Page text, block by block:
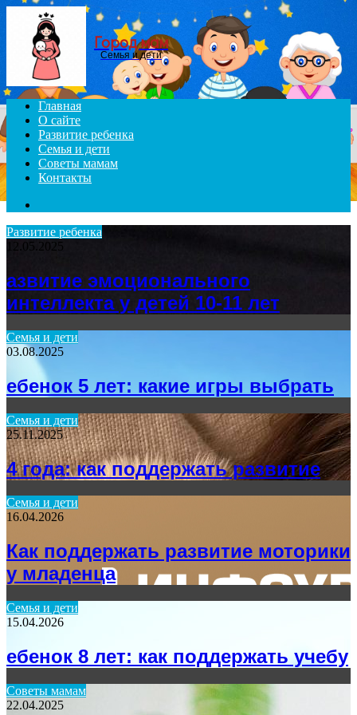
Menu
Город мам
Семья и дети
Главная
О сайте
Развитие ребенка
Семья и дети
Советы мамам
Контакты
Развитие ребенка
12.05.2025
азвитие эмоционального
интеллекта у детей 10-11 лет
Семья и дети
03.08.2025
ебенок 5 лет: какие игры выбрать
Семья и дети
25.11.2025
4 года: как поддержать развитие
Семья и дети
16.04.2026
Как поддержать развитие моторики
у младенца
Семья и дети
15.04.2026
ебенок 8 лет: как поддержать учебу
Советы мамам
22.04.2025